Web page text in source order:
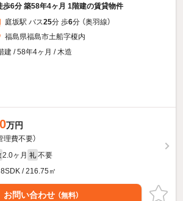
歩6分 築58年4ヶ月 1階建の賃貸物件
庭坂駅 バス25分 歩6分 （奥羽線）
福島県福島市土船字榎内
建 / 58年4ヶ月 / 木造
万円
理費不要）
2.0ヶ月 礼 不要
/ 216.75㎡
お問い合わせ （無料）